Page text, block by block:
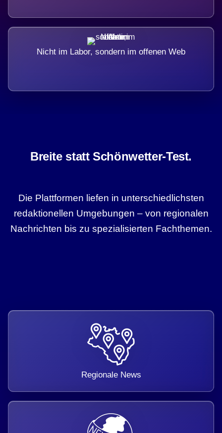
Nicht im Labor, sondern im offenen Web
Breite statt Schönwetter-Test.
Die Plattformen liefen in unterschiedlichsten
redaktionellen Umgebungen – von regionalen
Nachrichten bis zu spezialisierten Fachthemen.
Regionale News